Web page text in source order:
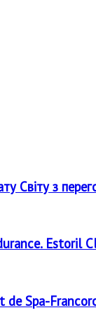
Світу з
Estoril
de Spa-